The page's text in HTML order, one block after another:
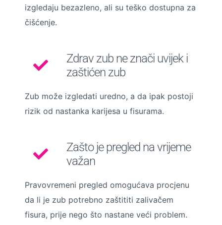
izgledaju bezazleno, ali su teško dostupna za
čišćenje.
Zdrav zub ne znači uvijek i
zaštićen zub
Zub može izgledati uredno, a da ipak postoji
rizik od nastanka karijesa u fisurama.
Zašto je pregled na vrijeme
važan
Pravovremeni pregled omogućava procjenu
da li je zub potrebno zaštititi zalivačem
fisura, prije nego što nastane veći problem.